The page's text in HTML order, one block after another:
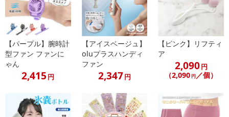
※d払い、PayPay、au PAY、au PAY（auかんたん決済）、ソフトバ
ンクまとめて支払い、楽天ペイ、メルペイ、AEON Pay、Amazon
Payでお支払いの場合、決済のため外部サイトへ遷移します。
※予約商品は決済手段ごとに定められた決済期限日にお支払いを完
了することがございます。ご了承いただいたうえでお申し込みくだ
さい。
※配送形態がメール便の商品については、商品の発送完了後、配送
伝票番号がマイページに表示されない場合もございます。
【パープル】腕時計
型ファン ファンに
ゃん
2,415 円
【アイスベージュ】
oluプラスハンディ
ファン
2,347円
【ピンク】リフティ
ア
2,090円
（2,090 円／個）